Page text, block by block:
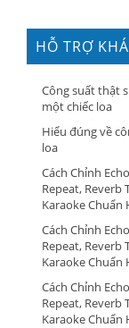
HỖ TRỢ
HÀNG
Công suất thật
một chiếc loa
Hiểu đúng về
loa
Cách Chỉnh
Repeat, Reverb
Karaoke Chuẩn
Cách Chỉnh
Repeat, Reverb
Karaoke Chuẩn
Cách Chỉnh
Repeat, Reverb
Karaoke Chuẩn